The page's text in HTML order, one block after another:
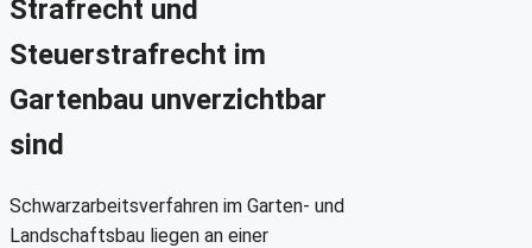
Strafrecht und
Steuerstrafrecht im
Gartenbau unverzichtbar
sind
Schwarzarbeitsverfahren im Garten- und
Landschaftsbau liegen an einer